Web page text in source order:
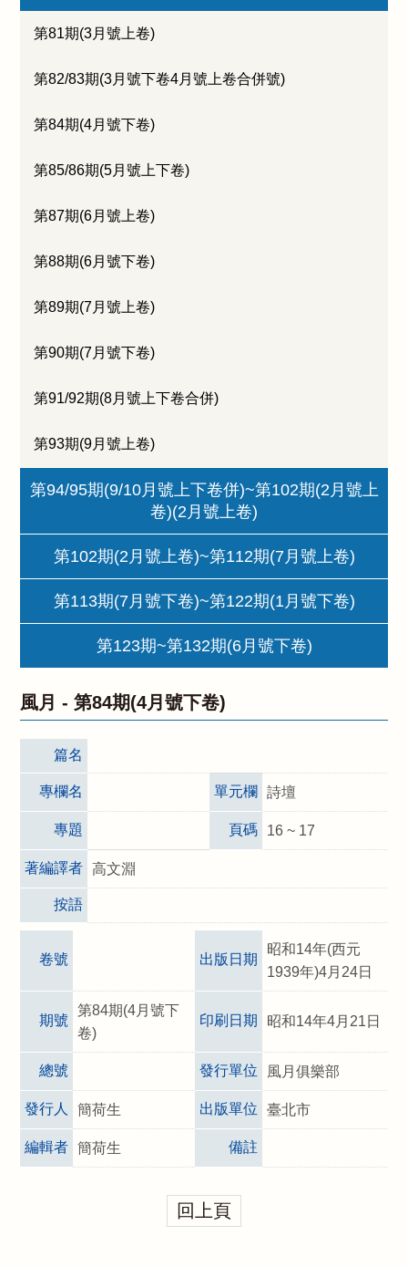
第81期(3月號上卷)
第82/83期(3月號下卷4月號上卷合併號)
第84期(4月號下卷)
第85/86期(5月號上下卷)
第87期(6月號上卷)
第88期(6月號下卷)
第89期(7月號上卷)
第90期(7月號下卷)
第91/92期(8月號上下卷合併)
第93期(9月號上卷)
第94/95期(9/10月號上下卷併)~第102期(2月號上
卷)(2月號上卷)
第102期(2月號上卷)~第112期(7月號上卷)
第113期(7月號下卷)~第122期(1月號下卷)
第123期~第132期(6月號下卷)
風月 -第84期(4月號下卷)
篇名
專欄名 單元欄 詩壇
專題 頁碼 16 ~ 17
著編譯者 高文淵
按語
卷號 出版日期
昭和14年(西元
1939年)4月24日
期號
第84期(4月號下
卷)
印刷日期 昭和14年4月21日
總號 發行單位 風月俱樂部
發行人 簡荷生 出版單位 臺北市
編輯者 簡荷生 備註
回上頁